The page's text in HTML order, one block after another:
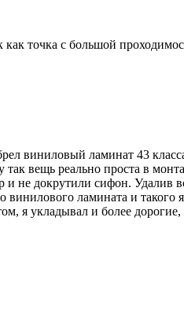
точка с большой
виниловый ламинат 43
вещь реально проста в
и не докрутили сифон.
ламината и
я укладывал и более